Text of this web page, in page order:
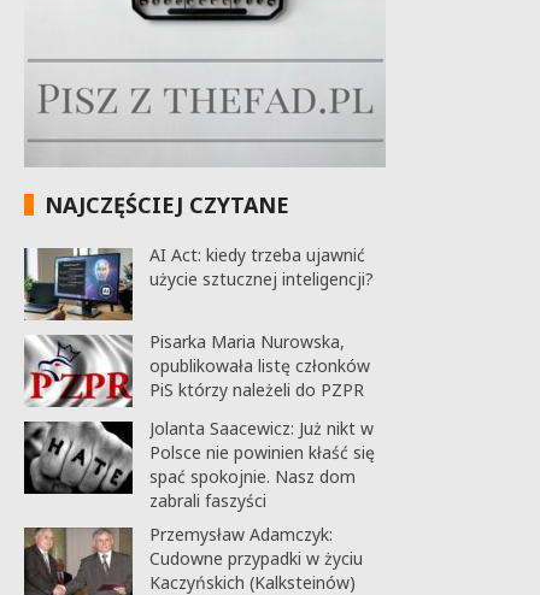
NAJCZĘŚCIEJ CZYTANE
AI Act: kiedy trzeba ujawnić
użycie sztucznej inteligencji?
Pisarka Maria Nurowska,
opublikowała listę członków
PiS którzy należeli do PZPR
Jolanta Saacewicz: Już nikt w
Polsce nie powinien kłaść się
spać spokojnie. Nasz dom
zabrali faszyści
Przemysław Adamczyk:
Cudowne przypadki w życiu
Kaczyńskich (Kalksteinów)